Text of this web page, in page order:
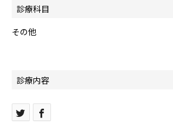
診療科目
その他
診療内容